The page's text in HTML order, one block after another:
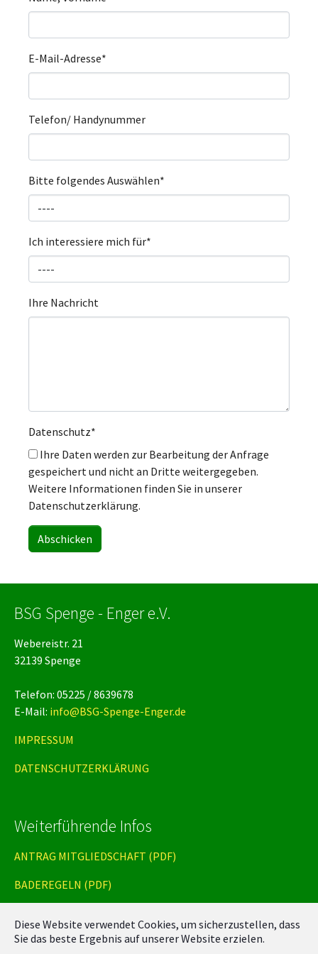
Diese Website verwendet Cookies, um sicherzustellen, dass
Sie das beste Ergebnis auf unserer Website erzielen.
E-Mail-Adresse*
Telefon/ Handynummer
Bitte folgendes Auswählen*
Ich interessiere mich für*
Ihre Nachricht
Datenschutz*
gespeichert und nicht an Dritte weitergegeben.
Weitere Informationen finden Sie in unserer
Datenschutzerklärung.
BSG Spenge - Enger e.V.
Webereistr. 21
32139 Spenge
Telefon: 05225 / 8639678
E-Mail: info@BSG-Spenge-Enger.de
IMPRESSUM
DATENSCHUTZERKLÄRUNG
Weiterführende Infos
ANTRAG MITGLIEDSCHAFT (PDF)
BADEREGELN (PDF)
Handbuch Behindertensport (extern)